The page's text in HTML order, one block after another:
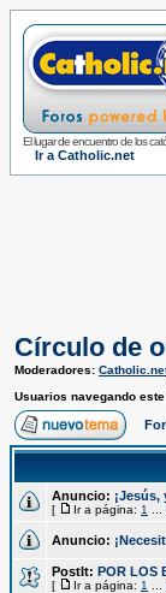
El lugar de encuentro de los
Ir a Catholic.net
Círculo de
Moderadores:
Usuarios navegando
Anuncio:
[ Ir a página: 1
Anuncio:
PostIt: POR LOS
[ Ir a página: 1